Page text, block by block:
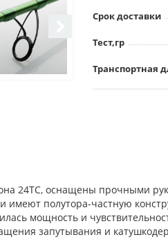
Срок доставки
Тест,гр
Транспортная
24TC, оснащены прочными
имеют полутора-частную
мощность и
запутывания и